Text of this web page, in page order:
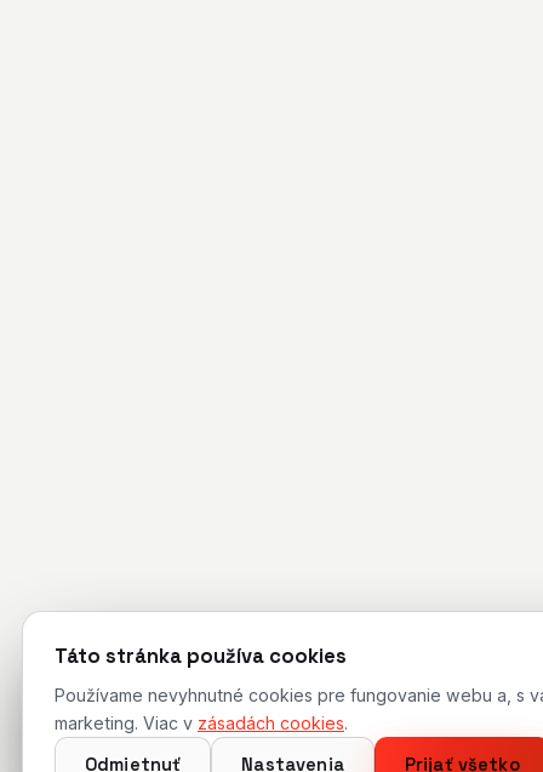
Táto stránka používa cookies
Používame nevyhnutné cookies pre fungovanie webu a, s
marketing. Viac v zásadách cookies.
Odmietnuť Nastavenia Prijať všetko